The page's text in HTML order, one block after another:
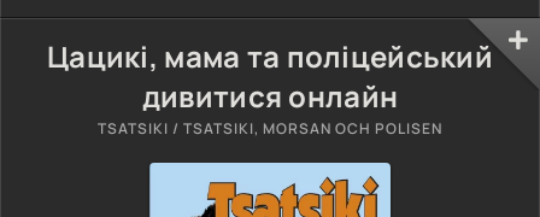
Цацикі, мама та поліцейський
дивитися онлайн
TSATSIKI / TSATSIKI, MORSAN OCH POLISEN